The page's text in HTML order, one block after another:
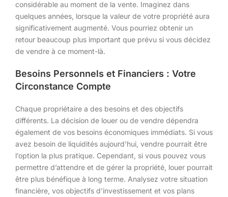
considérable au moment de la vente. Imaginez dans
quelques années, lorsque la valeur de votre propriété aura
significativement augmenté. Vous pourriez obtenir un
retour beaucoup plus important que prévu si vous décidez
de vendre à ce moment-là.
Besoins Personnels et Financiers : Votre
Circonstance Compte
Chaque propriétaire a des besoins et des objectifs
différents. La décision de louer ou de vendre dépendra
également de vos besoins économiques immédiats. Si vous
avez besoin de liquidités aujourd’hui, vendre pourrait être
l’option la plus pratique. Cependant, si vous pouvez vous
permettre d’attendre et de gérer la propriété, louer pourrait
être plus bénéfique à long terme. Analysez votre situation
financière, vos objectifs d’investissement et vos plans